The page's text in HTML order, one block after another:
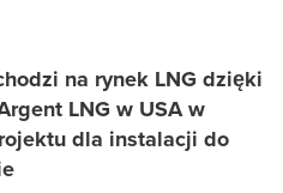
na rynek LNG dzięki
LNG w USA w
dla instalacji do